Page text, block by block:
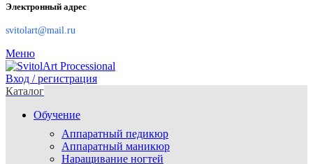
Электронный адрес
svitolart@mail.ru
Меню
Вход / регистрация
Каталог
Обучение
Аппаратный педикюр
Аппаратный маникюр
Наращивание ногтей